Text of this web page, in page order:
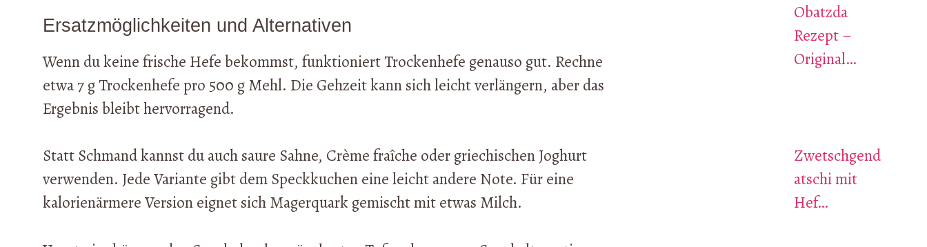
Ersatzmöglichkeiten und Alternativen
Wenn du keine frische Hefe bekommst, funktioniert Trockenhefe genauso gut. Rechne
etwa 7 g Trockenhefe pro 500 g Mehl. Die Gehzeit kann sich leicht verlängern, aber das
Ergebnis bleibt hervorragend.
Statt Schmand kannst du auch saure Sahne, Crème fraîche oder griechischen Joghurt
verwenden. Jede Variante gibt dem Speckkuchen eine leicht andere Note. Für eine
kalorienärmere Version eignet sich Magerquark gemischt mit etwas Milch.
Obatzda
Rezept –
Original…
Zwetschgend
atschi mit
Hef…